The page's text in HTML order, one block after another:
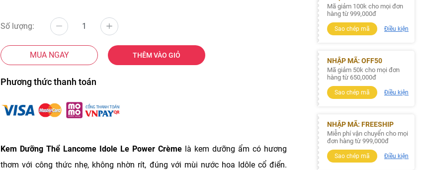
Số lượng:
MUA NGAY THÊM VÀO GIỎ
Phương thức thanh toán
Kem Dưỡng Thể Lancome Idole Le Power Crème là kem dưỡng ẩm có hương
thơm với công thức nhẹ, không nhờn rít, đúng với mùi nước hoa Idôle cổ điển.
Mã giảm 100k cho mọi đơn
hàng từ 999,000đ
Sao chép mã Điều kiện
NHẬP MÃ: OFF50
Mã giảm 50k cho mọi đơn
hàng từ 650,000đ
Sao chép mã Điều kiện
NHẬP MÃ: FREESHIP
Miễn phí vận chuyển cho mọi
đơn hàng từ 999,000đ
Sao chép mã Điều kiện